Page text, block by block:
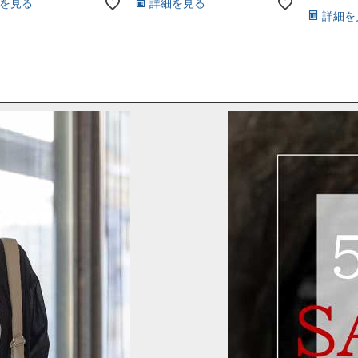
見る
詳細を見る
詳細を